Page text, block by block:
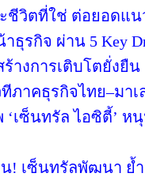
ชีวิตที่ใช่ ต่อยอดแน
าธุรกิจ ผ่าน 5 Key
างการเติบโตยั่งยื
ภาคธุรกิจไทย–มา
‘เซ็นทรัล ไอซิตี้’
! เซ็นทรัลพัฒนา ย้ำ